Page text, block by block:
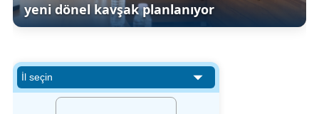
yeni dönel kavşak planlanıyor